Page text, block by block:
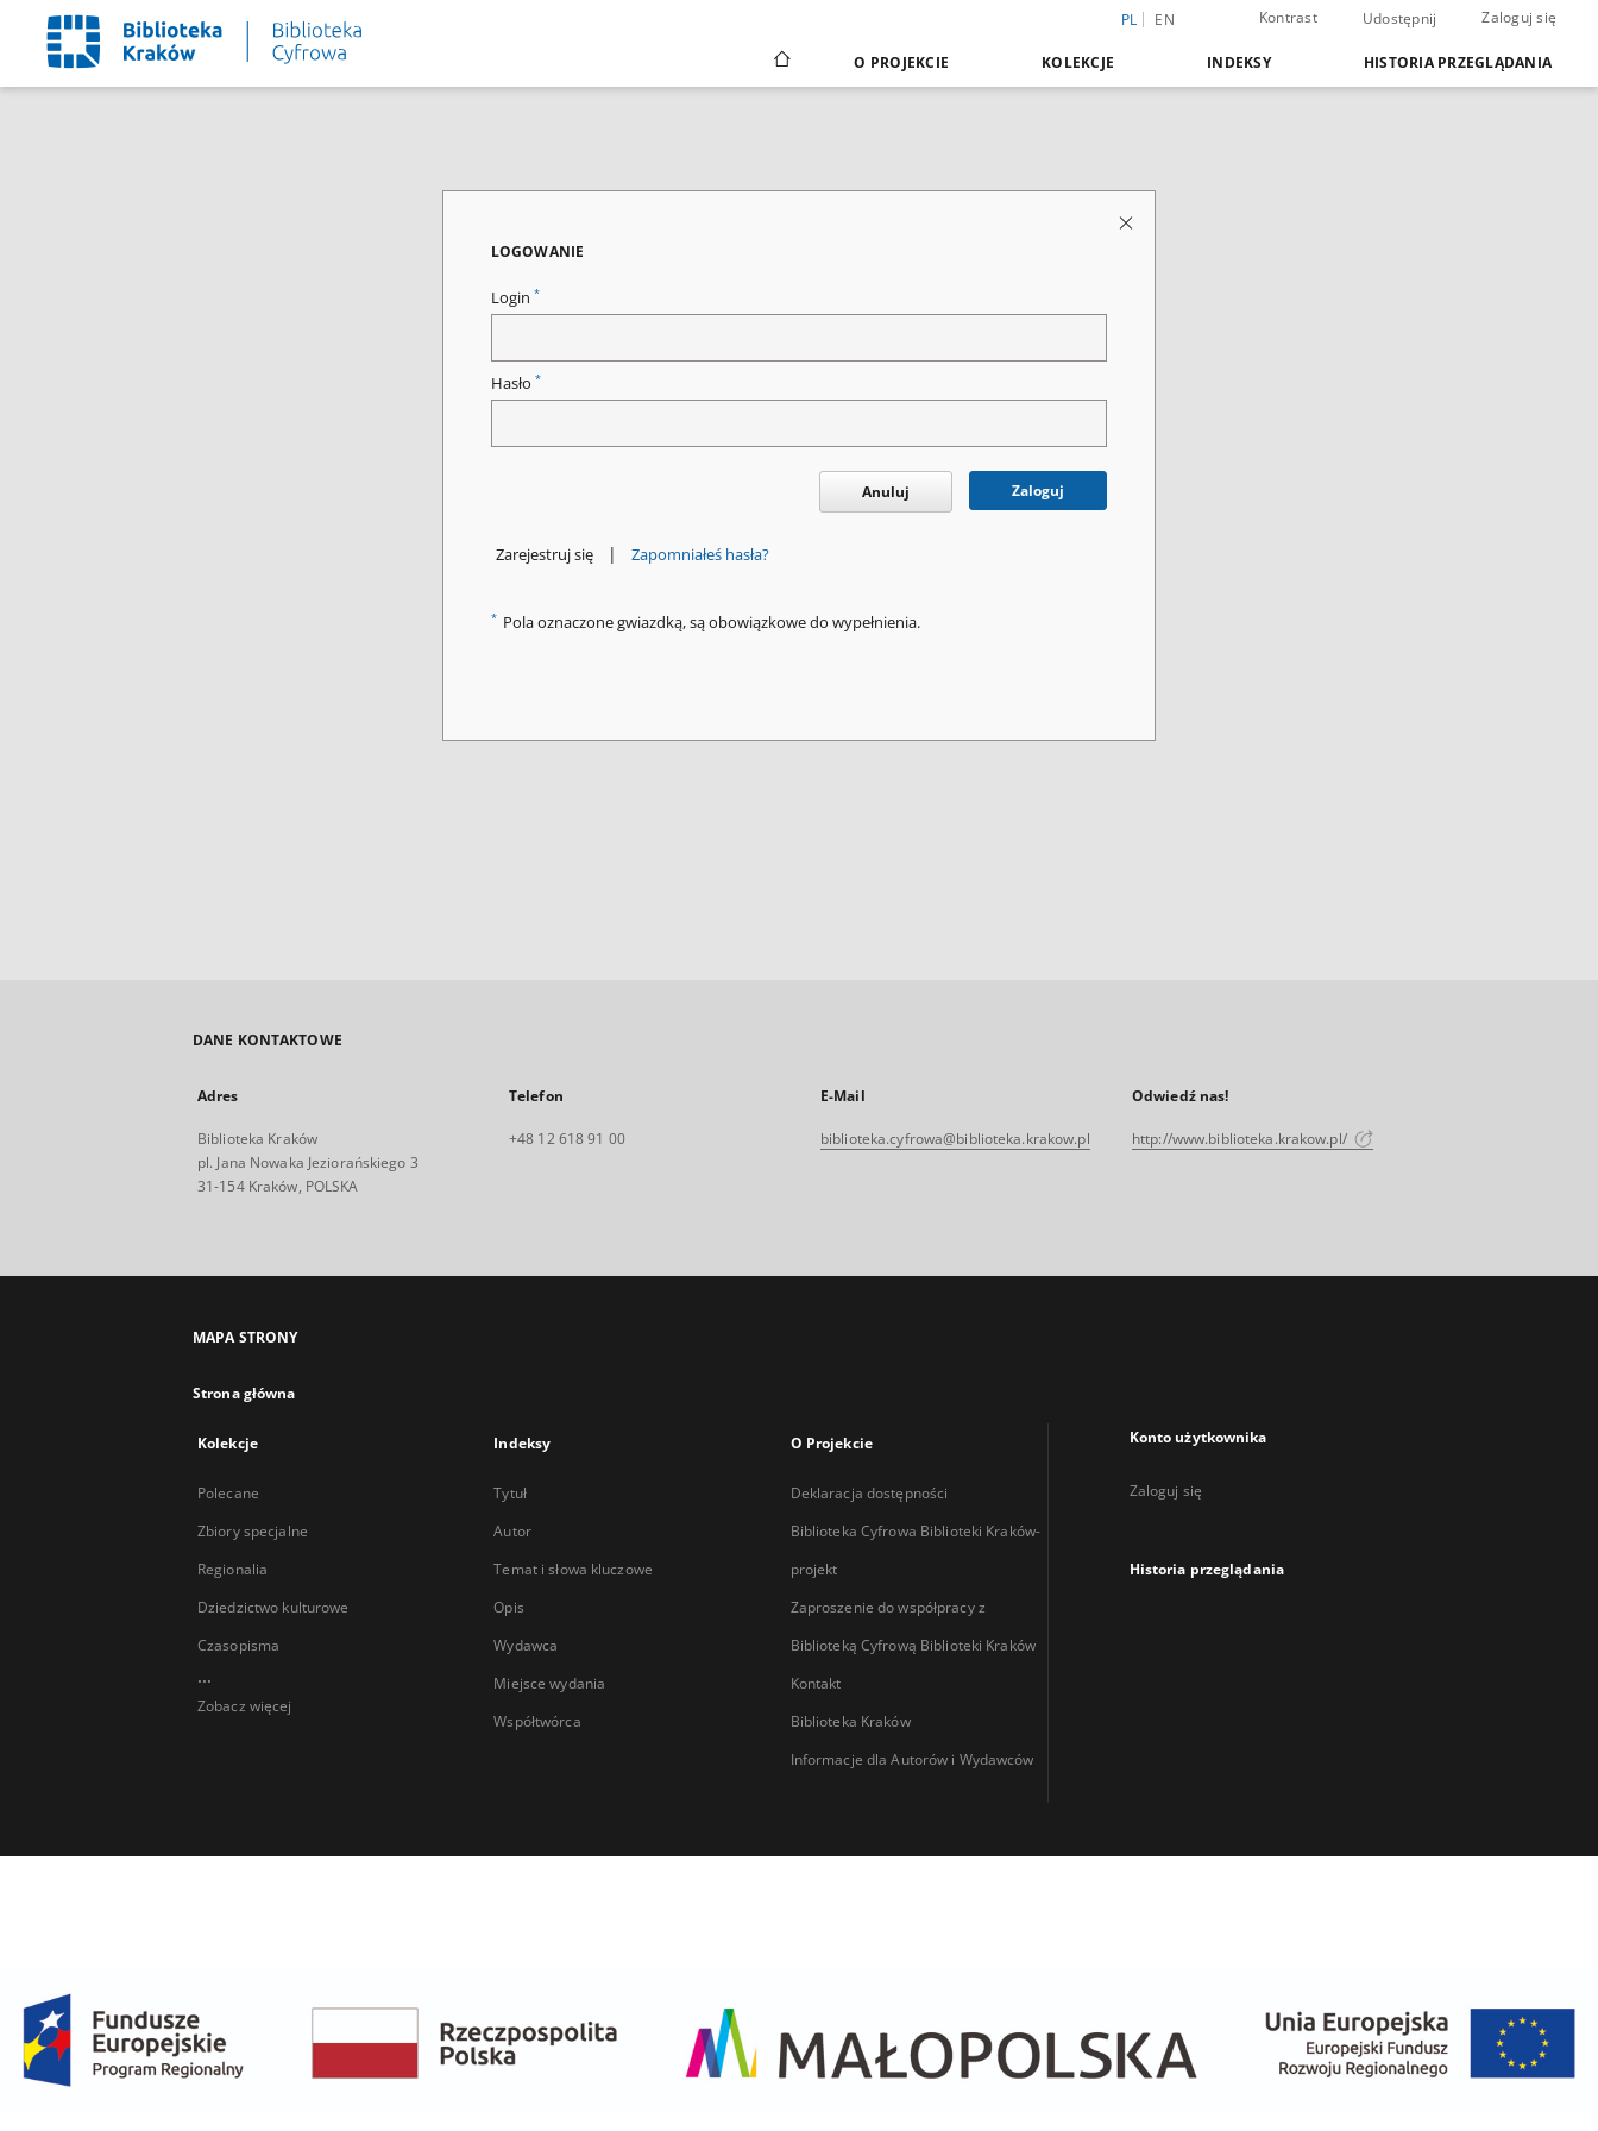
PL EN Kontrast Udostępnij Zaloguj się
O PROJEKCIE KOLEKCJE INDEKSY HISTORIA PRZEGLĄDANIA
LOGOWANIE
Login *
Hasło *
Anuluj Zaloguj
Zarejestruj się | Zapomniałeś hasła?
* Pola oznaczone gwiazdką, są obowiązkowe do wypełnienia.
DANE KONTAKTOWE
Adres
Biblioteka Kraków
pl. Jana Nowaka Jeziorańskiego 3
31-154 Kraków, POLSKA
Telefon
+48 12 618 91 00
E-Mail
biblioteka.cyfrowa@biblioteka.krakow.pl
Odwiedź nas!
http://www.biblioteka.krakow.pl/
MAPA STRONY
Strona główna
Kolekcje
Polecane
Zbiory specjalne
Regionalia
Dziedzictwo kulturowe
Czasopisma
...
Zobacz więcej
Indeksy
Tytuł
Autor
Temat i słowa kluczowe
Opis
Wydawca
Miejsce wydania
Współtwórca
O Projekcie
Deklaracja dostępności
Biblioteka Cyfrowa Biblioteki Kraków-
projekt
Zaproszenie do współpracy z
Biblioteką Cyfrową Biblioteki Kraków
Kontakt
Biblioteka Kraków
Informacje dla Autorów i Wydawców
Konto użytkownika
Zaloguj się
Historia przeglądania